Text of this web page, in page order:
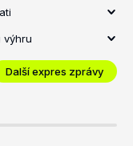
výhru
Další expres zprávy